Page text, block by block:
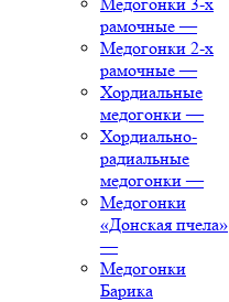
рамочные —
Медогонки 2-х
рамочные —
Хордиальные
медогонки —
Хордиально-
радиальные
медогонки —
Медогонки
«Донская пчела»
—
Медогонки
Барика